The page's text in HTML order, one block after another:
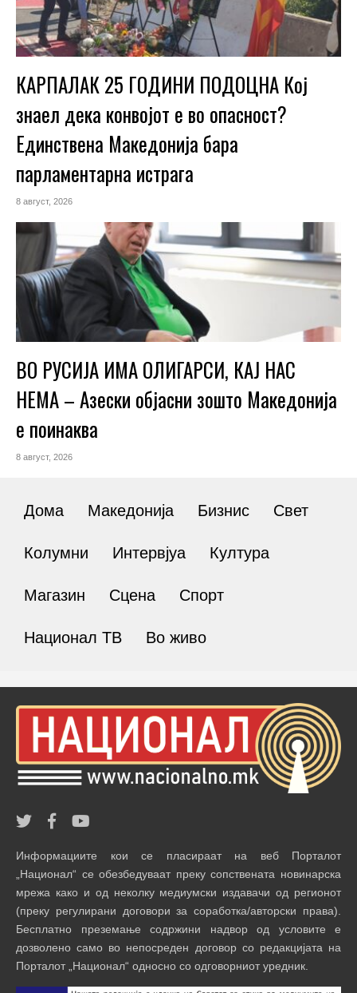
КАРПАЛАК 25 ГОДИНИ ПОДОЦНА Кој
знаел дека конвојот е во опасност?
Единствена Македoнија бара
парламентарна истрага
8 август, 2026
ВО РУСИЈА ИМА ОЛИГАРСИ, КАЈ НАС
НЕМА – Азески објасни зошто Македонија
е поинаква
8 август, 2026
Дома Македонија Бизнис Свет
Колумни Интервјуа Култура
Магазин Сцена Спорт
Национал ТВ Во живо
Информациите кои се пласираат на веб Порталот
„Национал“ се обезбедуваат преку сопствената новинарска
мрежа како и од неколку медиумски издавачи од регионот
(преку регулирани договори за соработка/авторски права).
Бесплатно преземање содржини надвор од условите е
дозволено само во непосреден договор со редакцијата на
Порталот „Национал“ односно со одговорниот уредник.